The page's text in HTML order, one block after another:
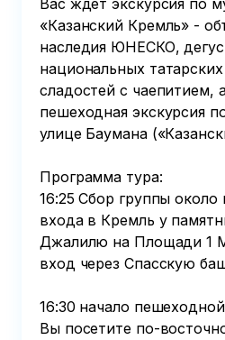
Вас ждет экскурсия по
«Казанский Кремль» -
наследия ЮНЕСКО,
национальных
сладостей с чаепитием,
пешеходная экскурсия
улице Баумана
Программа тура:
16:25 Сбор группы около
входа в Кремль у
Джалилю на Площади 1
вход через Спасскую
16:30 начало
Вы посетите по-